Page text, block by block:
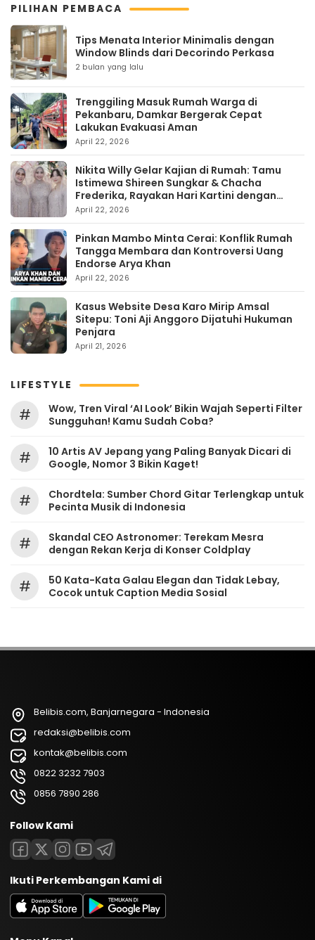
PILIHAN PEMBACA
Tips Menata Interior Minimalis dengan
Window Blinds dari Decorindo Perkasa
2 bulan yang lalu
Trenggiling Masuk Rumah Warga di
Pekanbaru, Damkar Bergerak Cepat
Lakukan Evakuasi Aman
April 22, 2026
Nikita Willy Gelar Kajian di Rumah: Tamu
Istimewa Shireen Sungkar & Chacha
Frederika, Rayakan Hari Kartini dengan
Kehangatan
April 22, 2026
Pinkan Mambo Minta Cerai: Konflik Rumah
Tangga Membara dan Kontroversi Uang
Endorse Arya Khan
April 22, 2026
Kasus Website Desa Karo Mirip Amsal
Sitepu: Toni Aji Anggoro Dijatuhi Hukuman
Penjara
April 21, 2026
LIFESTYLE
#
Wow, Tren Viral ‘AI Look’ Bikin Wajah Seperti Filter
Sungguhan! Kamu Sudah Coba?
#
10 Artis AV Jepang yang Paling Banyak Dicari di
Google, Nomor 3 Bikin Kaget!
#
Chordtela: Sumber Chord Gitar Terlengkap untuk
Pecinta Musik di Indonesia
#
Skandal CEO Astronomer: Terekam Mesra
dengan Rekan Kerja di Konser Coldplay
#
50 Kata-Kata Galau Elegan dan Tidak Lebay,
Cocok untuk Caption Media Sosial
Belibis.com, Banjarnegara - Indonesia
redaksi@belibis.com
kontak@belibis.com
0822 3232 7903
0856 7890 286
Follow Kami
Ikuti Perkembangan Kami di